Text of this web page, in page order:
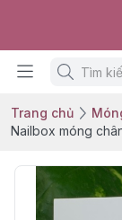
Trang chủ
Nailbox móng